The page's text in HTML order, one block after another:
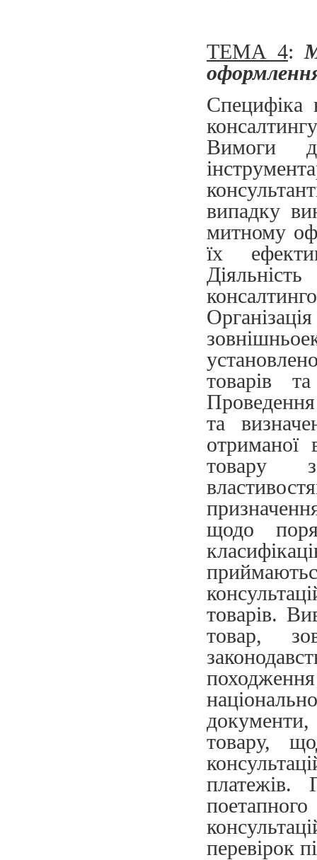
ТЕМА 4:
Специфіка
Вимоги
випадку
митному
їх
товарів
Проведення
та
отриманої
товару
щодо
товарів.
товар,
товару,
платежів.
перевірок